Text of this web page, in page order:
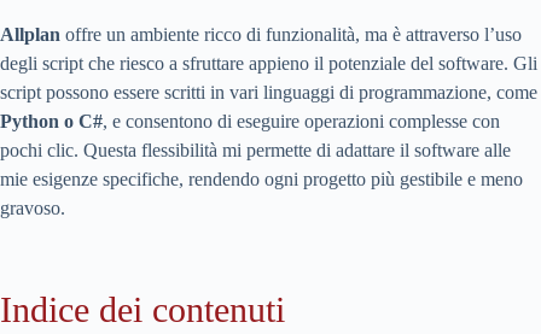
Allplan offre un ambiente ricco di funzionalità, ma è attraverso l’uso
degli script che riesco a sfruttare appieno il potenziale del software. Gli
script possono essere scritti in vari linguaggi di programmazione, come
Python o C#, e consentono di eseguire operazioni complesse con
pochi clic. Questa flessibilità mi permette di adattare il software alle
mie esigenze specifiche, rendendo ogni progetto più gestibile e meno
gravoso.
Indice dei contenuti